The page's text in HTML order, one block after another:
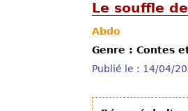
Le souffle
Abdo
Genre : Contes
Publié le : 14/04/